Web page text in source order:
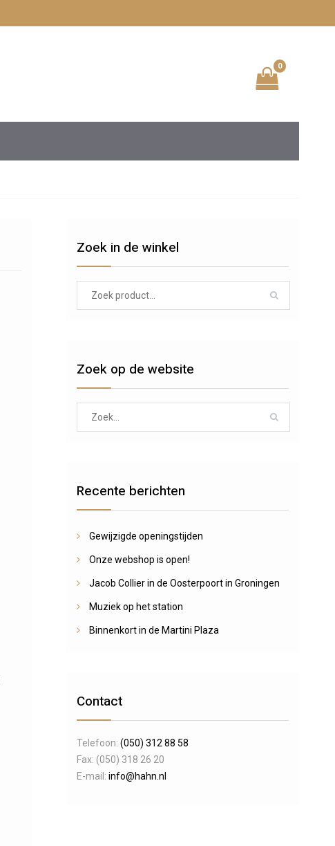
0
Zoek in de winkel
Zoek op de website
Recente berichten
Gewijzigde openingstijden
Onze webshop is open!
Jacob Collier in de Oosterpoort in Groningen
Muziek op het station
Binnenkort in de Martini Plaza
Contact
Telefoon: (050) 312 88 58
Fax: (050) 318 26 20
E-mail: info@hahn.nl